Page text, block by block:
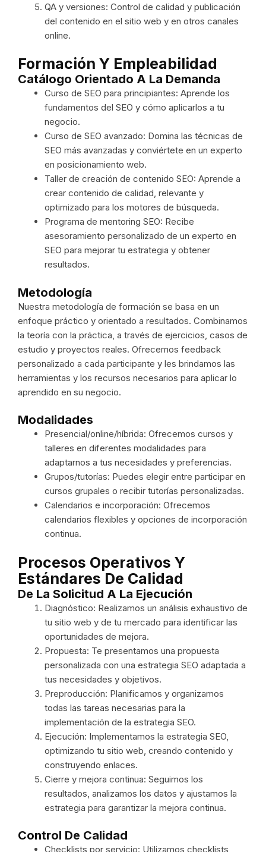
QA y versiones: Control de calidad y publicación
del contenido en el sitio web y en otros canales
online.
Formación Y Empleabilidad
Catálogo Orientado A La Demanda
Curso de SEO para principiantes: Aprende los
fundamentos del SEO y cómo aplicarlos a tu
negocio.
Curso de SEO avanzado: Domina las técnicas de
SEO más avanzadas y conviértete en un experto
en posicionamiento web.
Taller de creación de contenido SEO: Aprende a
crear contenido de calidad, relevante y
optimizado para los motores de búsqueda.
Programa de mentoring SEO: Recibe
asesoramiento personalizado de un experto en
SEO para mejorar tu estrategia y obtener
resultados.
Metodología
Nuestra metodología de formación se basa en un
enfoque práctico y orientado a resultados. Combinamos
la teoría con la práctica, a través de ejercicios, casos de
estudio y proyectos reales. Ofrecemos feedback
personalizado a cada participante y les brindamos las
herramientas y los recursos necesarios para aplicar lo
aprendido en su negocio.
Modalidades
Presencial/online/híbrida: Ofrecemos cursos y
talleres en diferentes modalidades para
adaptarnos a tus necesidades y preferencias.
Grupos/tutorías: Puedes elegir entre participar en
cursos grupales o recibir tutorías personalizadas.
Calendarios e incorporación: Ofrecemos
calendarios flexibles y opciones de incorporación
continua.
Procesos Operativos Y
Estándares De Calidad
De La Solicitud A La Ejecución
Diagnóstico: Realizamos un análisis exhaustivo de
tu sitio web y de tu mercado para identificar las
oportunidades de mejora.
Propuesta: Te presentamos una propuesta
personalizada con una estrategia SEO adaptada a
tus necesidades y objetivos.
Preproducción: Planificamos y organizamos
todas las tareas necesarias para la
implementación de la estrategia SEO.
Ejecución: Implementamos la estrategia SEO,
optimizando tu sitio web, creando contenido y
construyendo enlaces.
Cierre y mejora continua: Seguimos los
resultados, analizamos los datos y ajustamos la
estrategia para garantizar la mejora continua.
Control De Calidad
Checklists por servicio: Utilizamos checklists